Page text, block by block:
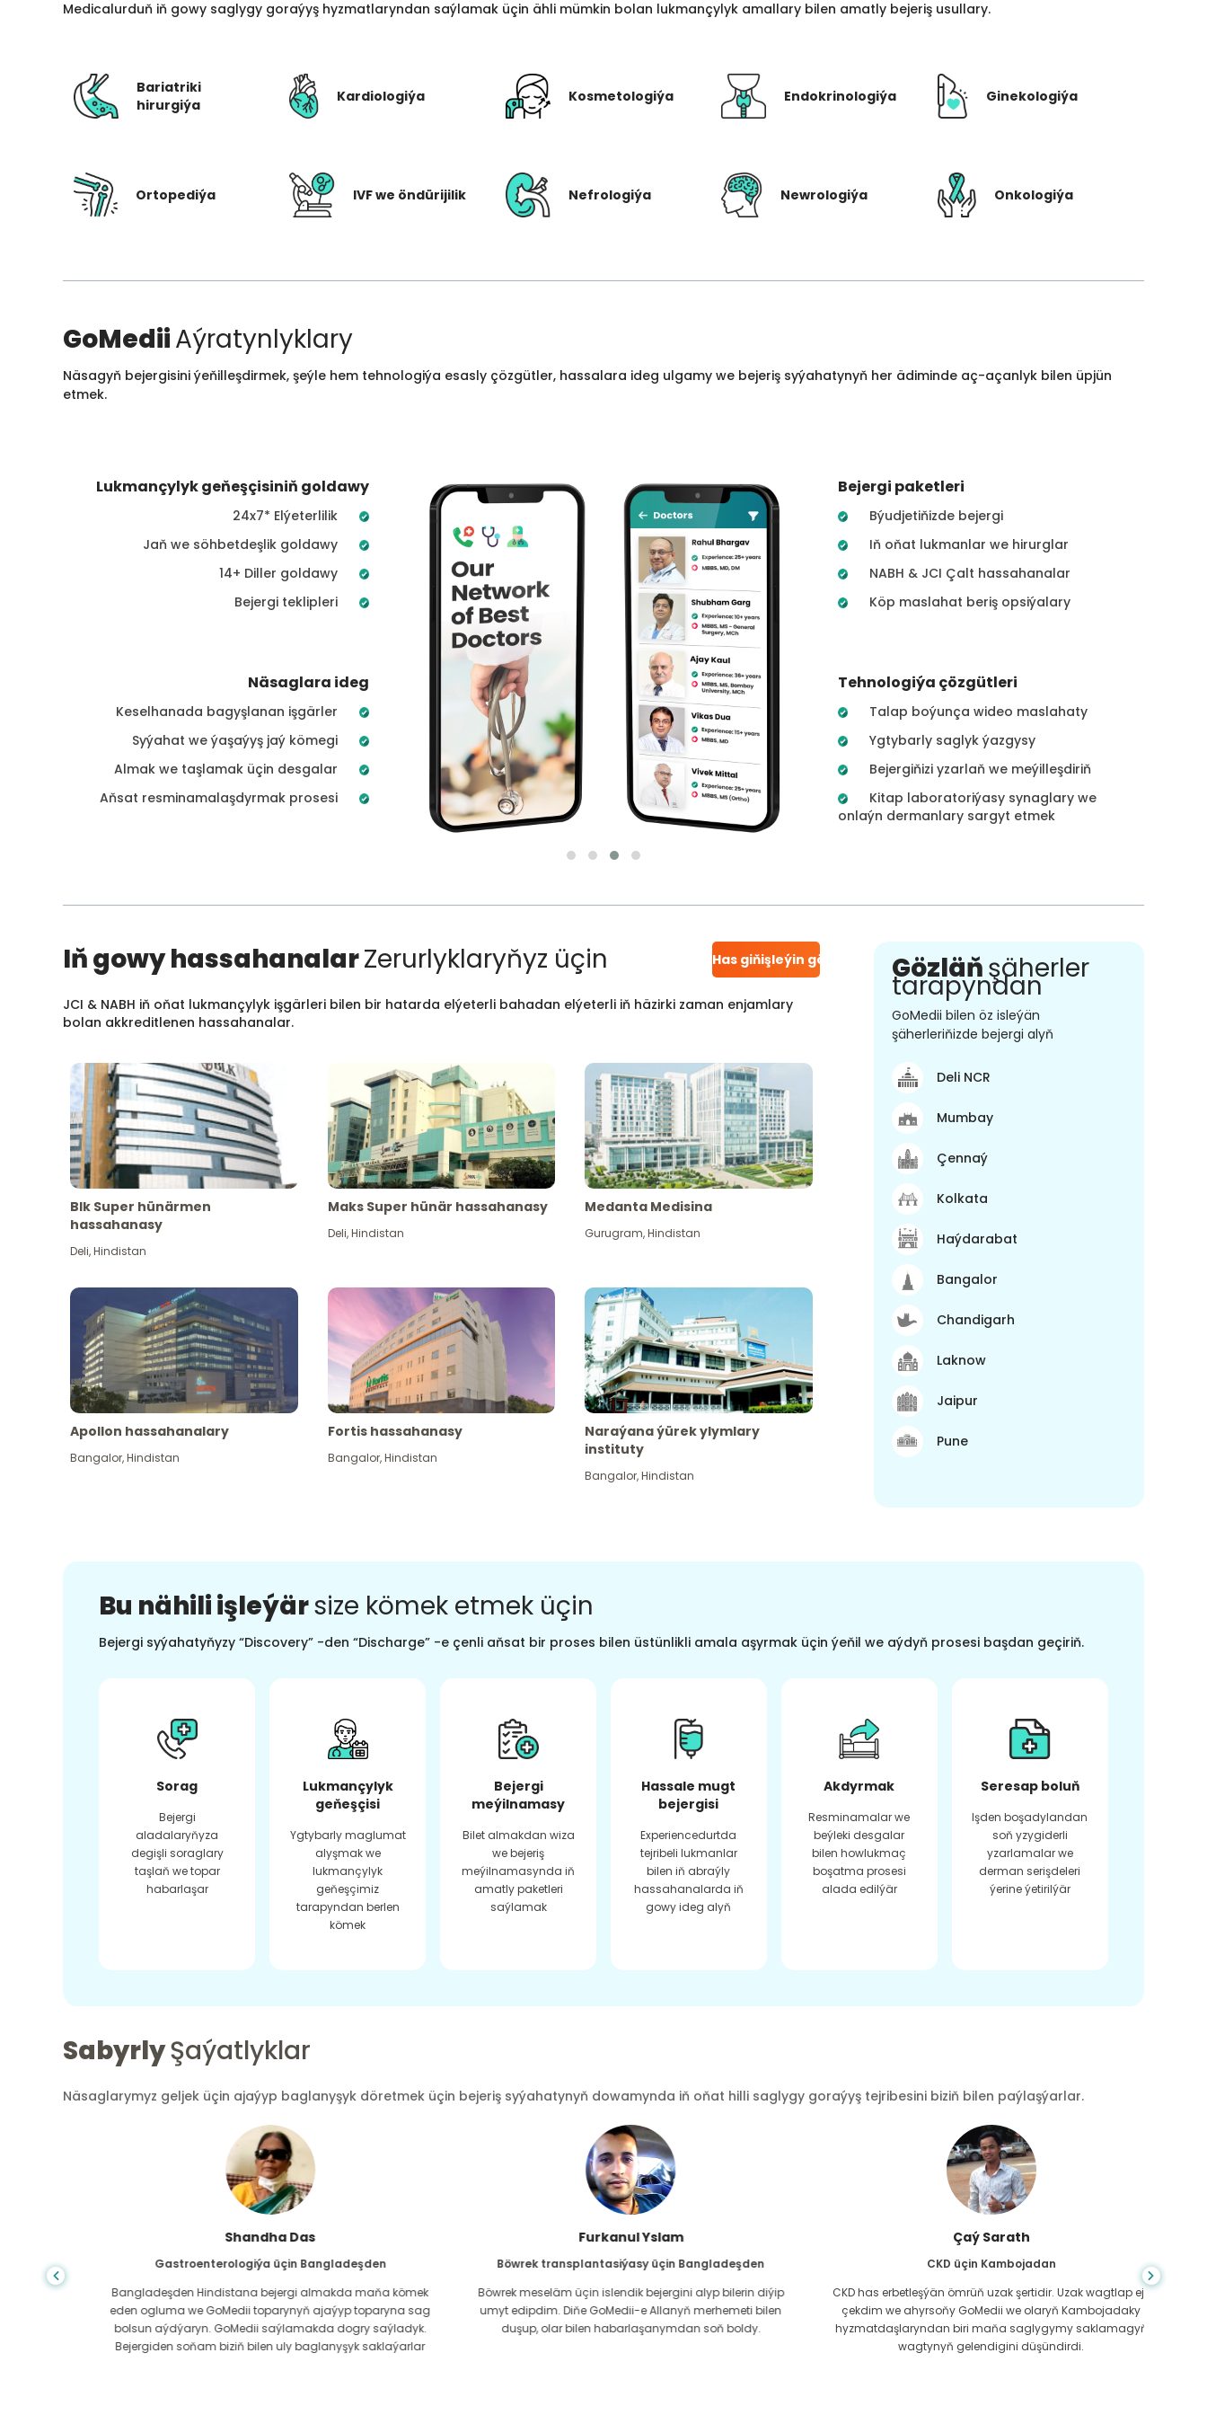
Medicalurduň iň gowy saglygy goraýyş hyzmatlaryndan saýlamak üçin ähli mümkin bolan lukmançylyk amallary bilen amatly bejeriş usullary.
Bariatriki
hirurgiýa
Kardiologiýa Kosmetologiýa Endokrinologiýa Ginekologiýa
Ortopediýa IVF we öndürijilik Nefrologiýa Newrologiýa Onkologiýa
GoMediiAýratynlyklary
Näsagyň bejergisini ýeňilleşdirmek, şeýle hem tehnologiýa esasly çözgütler, hassalara ideg ulgamy we bejeriş syýahatynyň her ädiminde aç-açanlyk bilen üpjün
etmek.
Lukmançylyk geňeşçisiniň goldawy
24x7* Elýeterlilik
Jaň we söhbetdeşlik goldawy
14+ Diller goldawy
Bejergi teklipleri
Näsaglara ideg
Keselhanada bagyşlanan işgärler
Syýahat we ýaşaýyş jaý kömegi
Almak we taşlamak üçin desgalar
Aňsat resminamalaşdyrmak prosesi
Bejergi paketleri
Býudjetiňizde bejergi
Iň oňat lukmanlar we hirurglar
NABH & JCI Çalt hassahanalar
Köp maslahat beriş opsiýalary
Tehnologiýa çözgütleri
Talap boýunça wideo maslahaty
Ygtybarly saglyk ýazgysy
Bejergiňizi yzarlaň we meýilleşdiriň
Kitap laboratoriýasy synaglary we
onlaýn dermanlary sargyt etmek
Iň gowy hassahanalarZerurlyklaryňyz üçin Has giňişleýin gör
JCI & NABH iň oňat lukmançylyk işgärleri bilen bir hatarda elýeterli bahadan elýeterli iň häzirki zaman enjamlary
bolan akkreditlenen hassahanalar.
Blk Super hünärmen
hassahanasy
Deli,Hindistan
Maks Super hünär hassahanasy
Deli,Hindistan
Medanta Medisina
Gurugram,Hindistan
Apollon hassahanalary
Bangalor,Hindistan
Fortis hassahanasy
Bangalor,Hindistan
Naraýana ýürek ylymlary
instituty
Bangalor,Hindistan
Gözläňşäherler
tarapyndan
GoMedii bilen öz isleýän
şäherleriňizde bejergi alyň
Deli NCR
Mumbay
Çennaý
Kolkata
Haýdarabat
Bangalor
Chandigarh
Laknow
Jaipur
Pune
Bu nähili işleýärsize kömek etmek üçin
Bejergi syýahatyňyzy “Discovery” -den “Discharge” -e çenli aňsat bir proses bilen üstünlikli amala aşyrmak üçin ýeňil we aýdyň prosesi başdan geçiriň.
Sorag
Bejergi
aladalaryňyza
degişli soraglary
taşlaň we topar
habarlaşar
Lukmançylyk
geňeşçisi
Ygtybarly maglumat
alyşmak we
lukmançylyk
geňeşçimiz
tarapyndan berlen
kömek
Bejergi
meýilnamasy
Bilet almakdan wiza
we bejeriş
meýilnamasynda iň
amatly paketleri
saýlamak
Hassale mugt
bejergisi
Experiencedurtda
tejribeli lukmanlar
bilen iň abraýly
hassahanalarda iň
gowy ideg alyň
Akdyrmak
Resminamalar we
beýleki desgalar
bilen howlukmaç
boşatma prosesi
alada edilýär
Seresap boluň
Işden boşadylandan
soň yzygiderli
yzarlamalar we
derman serişdeleri
ýerine ýetirilýär
SabyrlyŞaýatlyklar
Näsaglarymyz geljek üçin ajaýyp baglanyşyk döretmek üçin bejeriş syýahatynyň dowamynda iň oňat hilli saglygy goraýyş tejribesini biziň bilen paýlaşýarlar.
Shandha Das
Gastroenterologiýa üçin Bangladeşden
Bangladeşden Hindistana bejergi almakda maňa kömek
eden ogluma we GoMedii toparynyň ajaýyp toparyna sag
bolsun aýdýaryn. GoMedii saýlamakda dogry saýladyk.
Bejergiden soňam biziň bilen uly baglanyşyk saklaýarlar
Furkanul Yslam
Böwrek transplantasiýasy üçin Bangladeşden
Böwrek meseläm üçin islendik bejergini alyp bilerin diýip
umyt edipdim. Diňe GoMedii-e Allanyň merhemeti bilen
duşup, olar bilen habarlaşanymdan soň boldy.
Çaý Sarath
CKD üçin Kambojadan
CKD has erbetleşýän ömrüň uzak şertidir. Uzak wagtlap ejir
çekdim we ahyrsoňy GoMedii we olaryň Kambojadaky
hyzmatdaşlaryndan biri maňa saglygymy saklamagyň
wagtynyň gelendigini düşündirdi.